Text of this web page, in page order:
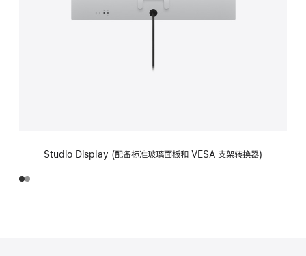
Studio Display (配备标准玻璃面板和 VESA 支架转换器)